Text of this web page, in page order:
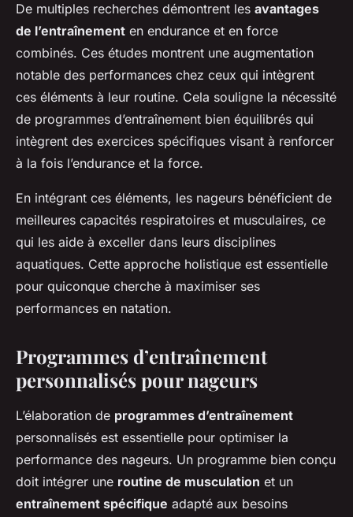
De multiples recherches démontrent les avantages
de l’entraînement en endurance et en force
combinés. Ces études montrent une augmentation
notable des performances chez ceux qui intègrent
ces éléments à leur routine. Cela souligne la nécessité
de programmes d’entraînement bien équilibrés qui
intègrent des exercices spécifiques visant à renforcer
à la fois l’endurance et la force.
En intégrant ces éléments, les nageurs bénéficient de
meilleures capacités respiratoires et musculaires, ce
qui les aide à exceller dans leurs disciplines
aquatiques. Cette approche holistique est essentielle
pour quiconque cherche à maximiser ses
performances en natation.
Programmes d’entraînement
personnalisés pour nageurs
L’élaboration de programmes d’entraînement
personnalisés est essentielle pour optimiser la
performance des nageurs. Un programme bien conçu
doit intégrer une routine de musculation et un
entraînement spécifique adapté aux besoins